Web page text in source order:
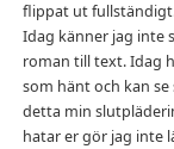
flippat ut
Idag känner jag inte
roman till text. Idag
som hänt och kan
detta min
hatar er gör jag inte